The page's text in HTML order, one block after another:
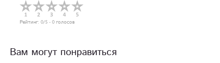
Рейтинг: 0/5 - 0 голосов
Вам могут понравиться